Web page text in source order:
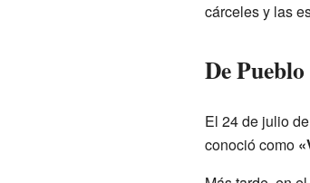
cárceles y las
De
El 24 de julio
conoció como